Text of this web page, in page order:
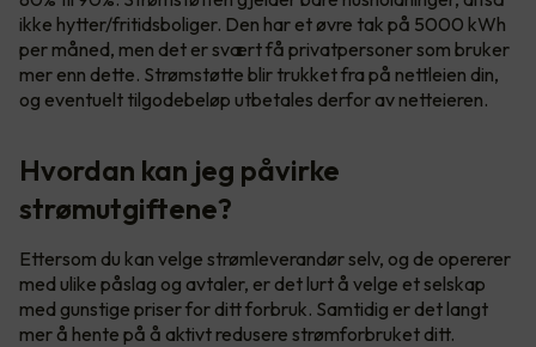
ikke hytter/fritidsboliger. Den har et øvre tak på 5000 kWh
per måned, men det er svært få privatpersoner som bruker
mer enn dette. Strømstøtte blir trukket fra på nettleien din,
og eventuelt tilgodebeløp utbetales derfor av netteieren.
Hvordan kan jeg påvirke
strømutgiftene?
Ettersom du kan velge strømleverandør selv, og de opererer
med ulike påslag og avtaler, er det lurt å velge et selskap
med gunstige priser for ditt forbruk. Samtidig er det langt
mer å hente på å aktivt redusere strømforbruket ditt.